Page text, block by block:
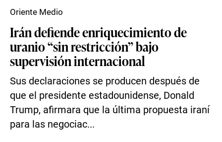
Irán defiende enriquecimiento de
uranio “sin restricción” bajo
supervisión internacional
Sus declaraciones se producen después de
que el presidente estadounidense, Donald
Trump, afirmara que la última propuesta iraní
para las negociac...
Oriente Medio